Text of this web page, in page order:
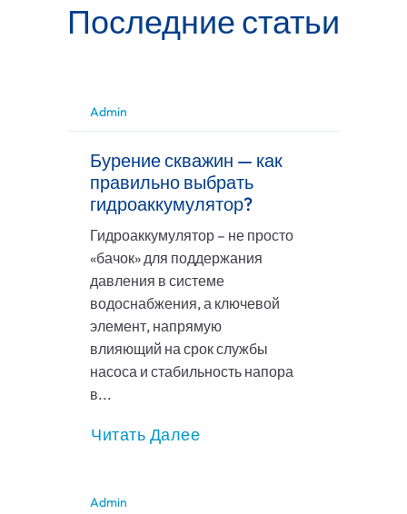
Последние статьи
Admin
Бурение скважин — как
правильно выбрать
гидроаккумулятор?
Гидроаккумулятор – не просто
«бачок» для поддержания
давления в системе
водоснабжения, а ключевой
элемент, напрямую
влияющий на срок службы
насоса и стабильность напора
в...
Читать Далее
Admin